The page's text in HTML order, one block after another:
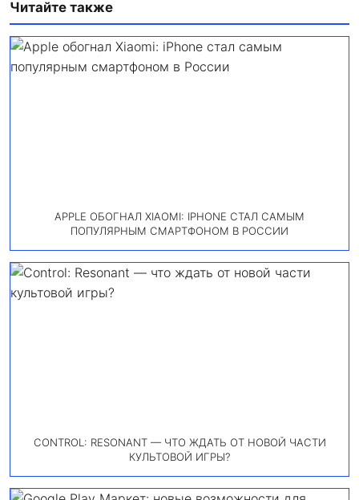
Читайте также
APPLE ОБОГНАЛ XIAOMI: IPHONE СТАЛ САМЫМ
ПОПУЛЯРНЫМ СМАРТФОНОМ В РОССИИ
CONTROL: RESONANT — ЧТО ЖДАТЬ ОТ НОВОЙ ЧАСТИ
КУЛЬТОВОЙ ИГРЫ?